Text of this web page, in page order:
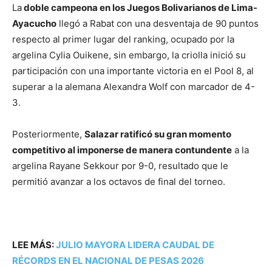
Ladoble campeona en los Juegos Bolivarianos de Lima-
Ayacucho llegó a Rabat con una desventaja de 90 puntos
respecto al primer lugar del ranking, ocupado por la
argelina Cylia Ouikene, sin embargo, la criolla inició su
participación con una importante victoria en el Pool 8, al
superar a la alemana Alexandra Wolf con marcador de 4-
3.
Posteriormente, Salazar ratificó su gran momento
competitivo al imponerse de manera contundente a la
argelina Rayane Sekkour por 9-0, resultado que le
permitió avanzar a los octavos de final del torneo.
LEE MÁS:JULIO MAYORA LIDERA CAUDAL DE
RÉCORDS EN EL NACIONAL DE PESAS 2026